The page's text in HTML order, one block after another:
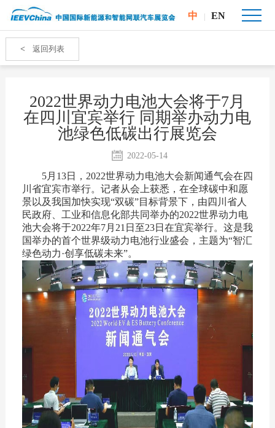
中 EN
< 返回列表
2022世界动力电池大会将于7月
在四川宜宾举行 同期举办动力电
池绿色低碳出行展览会
2022-05-14
5月13日，2022世界动力电池大会新闻通气会在四
川省宜宾市举行。记者从会上获悉，在全球碳中和愿
景以及我国加快实现“双碳”目标背景下，由四川省人
民政府、工业和信息化部共同举办的2022世界动力电
池大会将于2022年7月21日至23日在宜宾举行。这是我
国举办的首个世界级动力电池行业盛会，主题为“智汇
绿色动力·创享低碳未来”。